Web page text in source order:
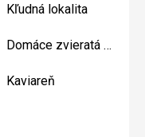
Kľudná lokalita
Domáce zvieratá
Kaviareň